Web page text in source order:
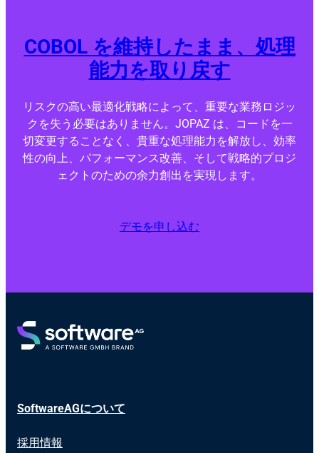
COBOL を維持したまま、処理
能力を取り戻す
リスクの高い最適化戦略によって、重要な業務ロジッ
クを失う必要はありません。JOPAZ は、コードを一
切変更することなく、貴重な処理能力を解放し、効率
性の向上、パフォーマンス改善、そして戦略的プロジ
ェクトのための余力創出を実現します。
デモを申し込む
SoftwareAGについて
採用情報